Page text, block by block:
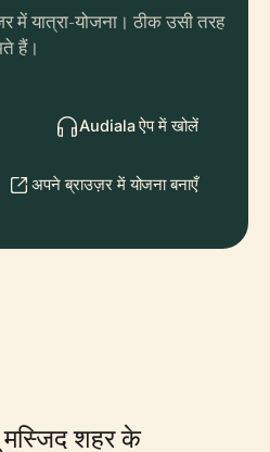
में यात्रा-योजना। ठीक उसी तरह
हैं।
Audiala ऐप में खोलें
अपने ब्राउज़र में योजना बनाएँ
मस्जिद शहर के